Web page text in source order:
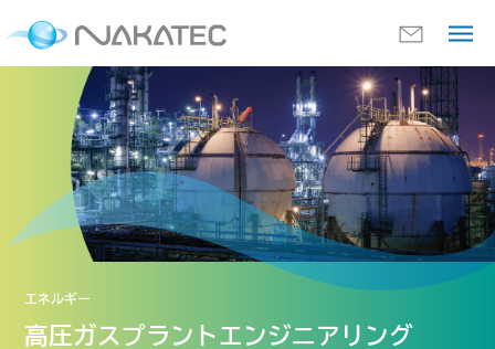
エネルギー
高圧ガスプラント エンジニアリング